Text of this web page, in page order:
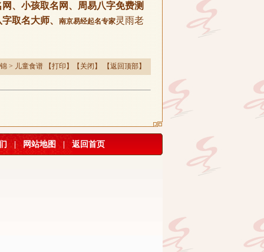
、小孩取名网、周易八字免费测
取名大师、
南京易经起名专家灵雨老
> 儿童食谱 【打印 】【 关闭 】 【返回顶部】
| 网站地图 返回首页